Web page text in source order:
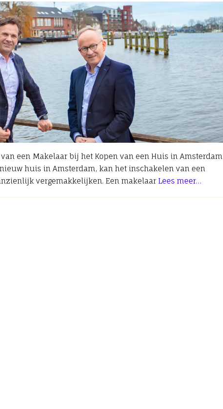
een Makelaar bij het Kopen van een Huis in Amsterdam
huis in Amsterdam, kan het inschakelen van een
vergemakkelijken. Een makelaar Lees meer…